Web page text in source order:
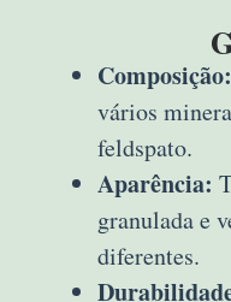
Composição:
vários
feldspato.
Aparência:
granulada e
diferentes.